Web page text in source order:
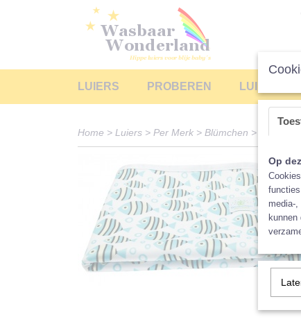
LUIERS PROBEREN LUIERS
Home > Luiers > Per Merk > Blümchen >
Op
media-